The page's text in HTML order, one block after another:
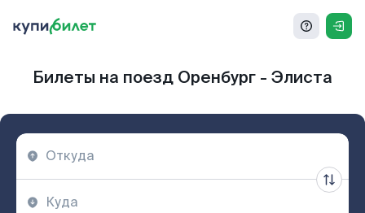
Билеты на поезд Оренбург - Элиста